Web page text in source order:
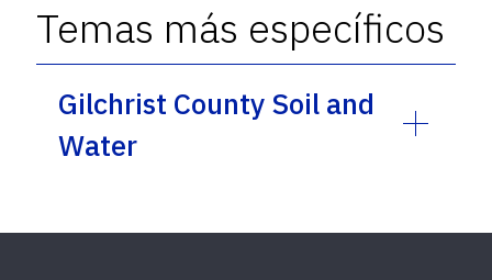
Temas más específicos
Gilchrist County Soil and
Water